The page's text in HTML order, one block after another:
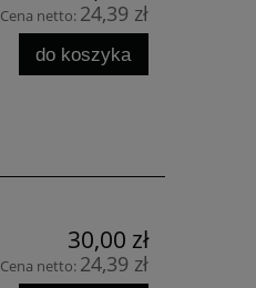
Cena netto: 24,39 zł
do koszyka
30,00 zł
Cena netto: 24,39 zł